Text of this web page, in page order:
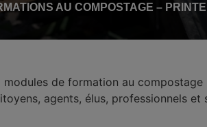
AU COMPOSTAGE –
modules de formation au
agents, élus, professionnels